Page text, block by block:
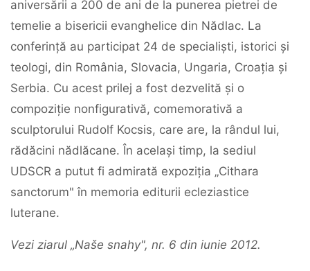
aniversării a 200 de ani de la punerea pietrei de
temelie a bisericii evanghelice din Nădlac. La
conferință au participat 24 de specialiști, istorici și
teologi, din România, Slovacia, Ungaria, Croația și
Serbia. Cu acest prilej a fost dezvelită și o
compoziție nonfigurativă, comemorativă a
sculptorului Rudolf Kocsis, care are, la rândul lui,
rădăcini nădlăcane. În același timp, la sediul
UDSCR a putut fi admirată expoziția „Cithara
sanctorum" în memoria editurii ecleziastice
luterane.
Vezi ziarul „Naše snahy", nr. 6 din iunie 2012.